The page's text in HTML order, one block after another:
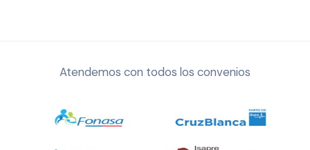
Atendemos con todos los convenios